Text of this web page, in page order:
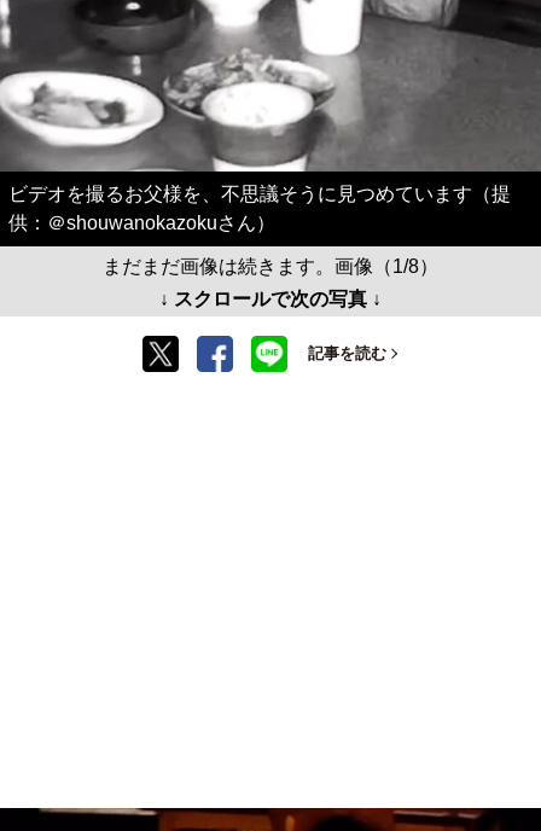
ビデオを撮るお父様を、不思議そうに見つめています（提
供：＠shouwanokazokuさん）
まだまだ画像は続きます。画像（1/8）
↓ スクロールで次の写真 ↓
記事を読む